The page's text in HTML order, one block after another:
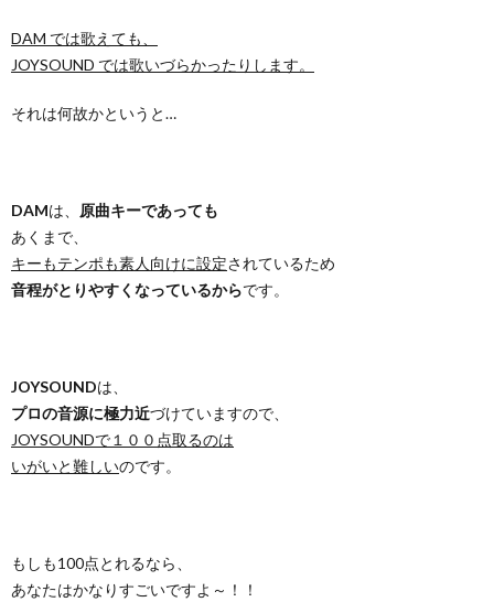
DAM では歌えても、
JOYSOUND では歌いづらかったりします。
それは何故かというと…
DAMは、 原曲キーであっても
あくまで、
キーもテンポも素人向けに設定されているため
音程がとりやすくなっているからです。
JOYSOUNDは、
プロの音源に極力近づけていますので、
JOYSOUNDで１００点取るのは
いがいと難しいのです。
もしも100点とれるなら、
あなたはかなりすごいですよ～！！